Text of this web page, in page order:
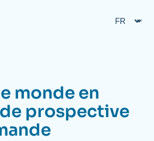
monde en
prospective